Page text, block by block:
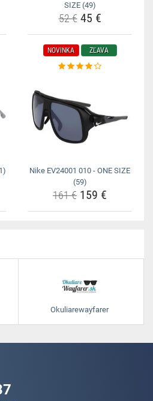
SIZE (49)
52 €45 €
NOVINKA ZĽAVA
Nike EV24001 010 - ONE SIZE
(59)
161 € 159 €
Okuliarewayfarer